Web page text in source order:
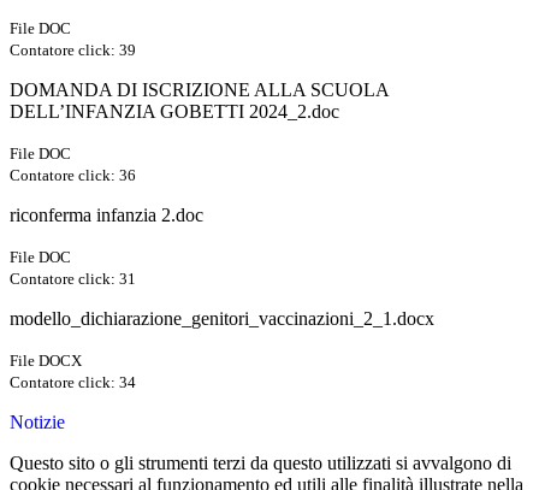
File DOC
Contatore click: 39
DOMANDA DI ISCRIZIONE ALLA SCUOLA
DELL’INFANZIA GOBETTI 2024_2.doc
File DOC
Contatore click: 36
riconferma infanzia 2.doc
File DOC
Contatore click: 31
modello_dichiarazione_genitori_vaccinazioni_2_1.docx
File DOCX
Contatore click: 34
Notizie
Questo sito o gli strumenti terzi da questo utilizzati si avvalgono di
cookie necessari al funzionamento ed utili alle finalità illustrate nella